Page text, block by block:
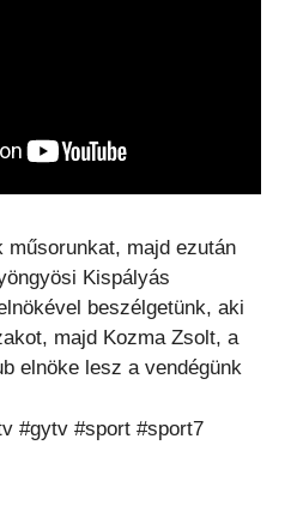
majd ezután
Kispályás
beszélgetünk, aki
majd Kozma Zsolt, a
elnöke lesz a vendégünk
#gytv #sport #sport7